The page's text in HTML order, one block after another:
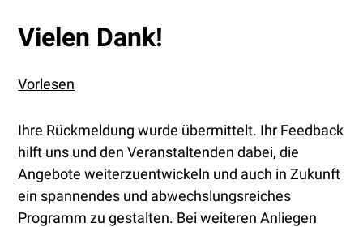
Vielen Dank!
Vorlesen
Ihre Rückmeldung wurde übermittelt. Ihr Feedback
hilft uns und den Veranstaltenden dabei, die
Angebote weiterzuentwickeln und auch in Zukunft
ein spannendes und abwechslungsreiches
Programm zu gestalten. Bei weiteren Anliegen